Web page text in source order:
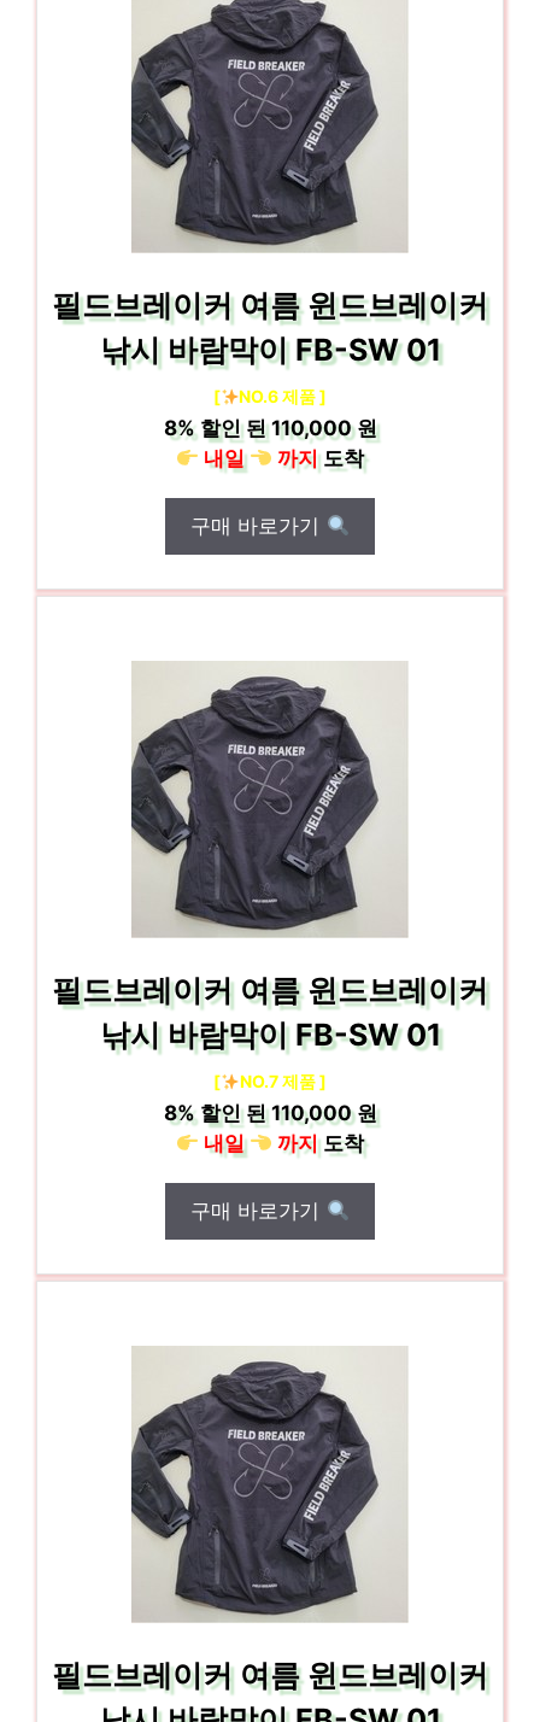
필드브레이커 여름 윈드브레이커
낚시 바람막이 FB-SW 01
[ NO.6 제품 ]
8%할인 된110,000 원
내일
까지도착
구매 바로가기
필드브레이커 여름 윈드브레이커
낚시 바람막이 FB-SW 01
[ NO.7 제품 ]
8%할인 된110,000 원
내일
까지도착
구매 바로가기
필드브레이커 여름 윈드브레이커